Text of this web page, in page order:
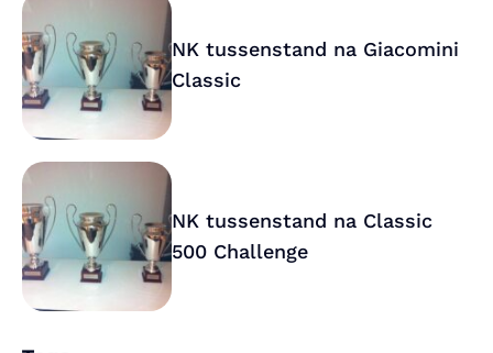
NK tussenstand na Giacomini
Classic
NK tussenstand na Classic
500 Challenge